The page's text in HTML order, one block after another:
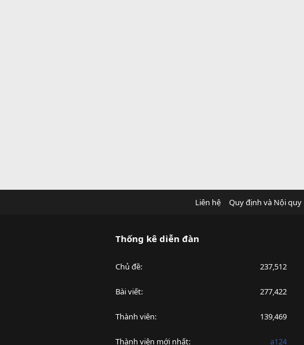
Liên hệ Quy định và Nội quy
Thống kê diễn đàn
Chủ đề 237,512
Bài viết 277,422
Thành viên 139,469
Thành viên mới nhất a124